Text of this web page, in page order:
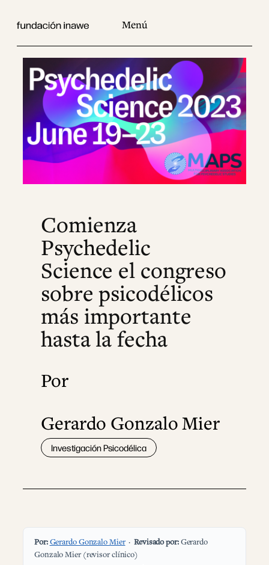
Comienza
Psychedelic
Science el congreso
sobre psicodélicos
más importante
hasta la fecha
Por
Gerardo Gonzalo Mier
Investigación Psicodélica
Por:Gerardo Gonzalo Mier·Revisado por:Gerardo
Gonzalo Mier (revisor clínico)